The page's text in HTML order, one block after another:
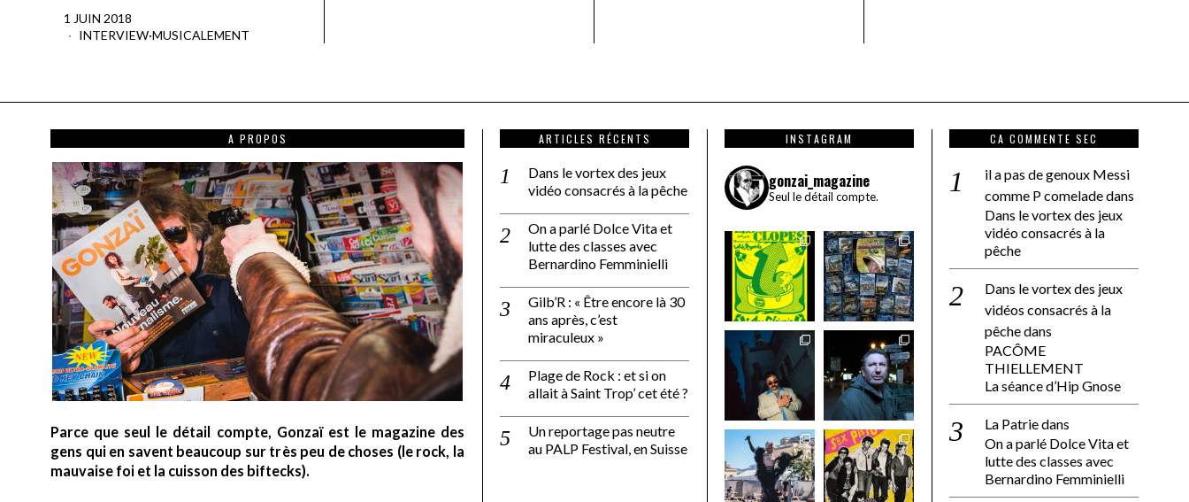
1 JUIN 2018
INTERVIEW·MUSICALEMENT
A PROPOS
Parce que seul le détail compte, Gonzaï est le magazine des
gens qui en savent beaucoup sur très peu de choses (le rock, la
mauvaise foi et la cuisson des biftecks).
ARTICLES RÉCENTS
Dans le vortex des jeux
vidéo consacrés à la pêche
On a parlé Dolce Vita et
lutte des classes avec
Bernardino Femminielli
Gilb’R : « Être encore là 30
ans après, c’est
miraculeux »
Plage de Rock : et si on
allait à Saint Trop’ cet été ?
Un reportage pas neutre
au PALP Festival, en Suisse
INSTAGRAM
gonzai_magazine
Seul le détail compte.
CA COMMENTE SEC
il a pas de genoux Messi
comme P comeladedans
Dans le vortex des jeux
vidéo consacrés à la
pêche
Dans le vortex des jeux
vidéos consacrés à la
pêchedans
PACÔME
THIELLEMENT
La séance d’Hip Gnose
La Patriedans
On a parlé Dolce Vita et
lutte des classes avec
Bernardino Femminielli